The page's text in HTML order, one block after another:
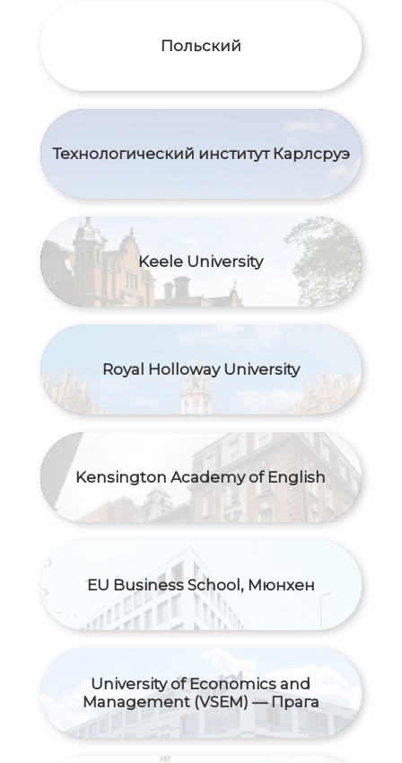
Польский
Технологический институт Карлсруэ
Keele University
Royal Holloway University
Kensington Academy of English
EU Business School, Мюнхен
University of Economics and
Management (VSEM) — Прага